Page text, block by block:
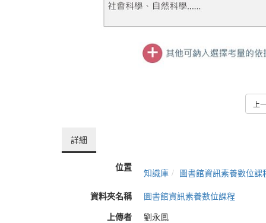
上
詳細
位置 知識庫
圖書館資訊素養數位課
資料夾名稱
圖書館資訊素養數位課程
上傳者
劉永鳳